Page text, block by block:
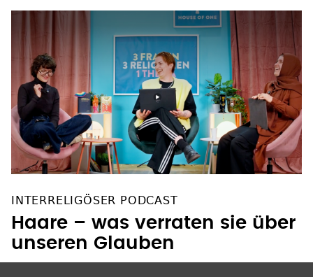
INTERRELIGÖSER PODCAST
Haare – was verraten sie über
unseren Glauben